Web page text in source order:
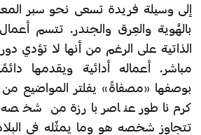
إلى وسيلة فريدة تسعى نحو سبر
بالهُوية والعِرق والجندر. تتسم
الذاتية على الرغم من أنها لا تؤدي
مباشر. أعماله أدائية ويقدمها
بوصفها «مصفاةً» يفلتر المواضيع من
كرم ناطور عناصر بارزة من
تتجاوز شخصه هو وما يمثّله في